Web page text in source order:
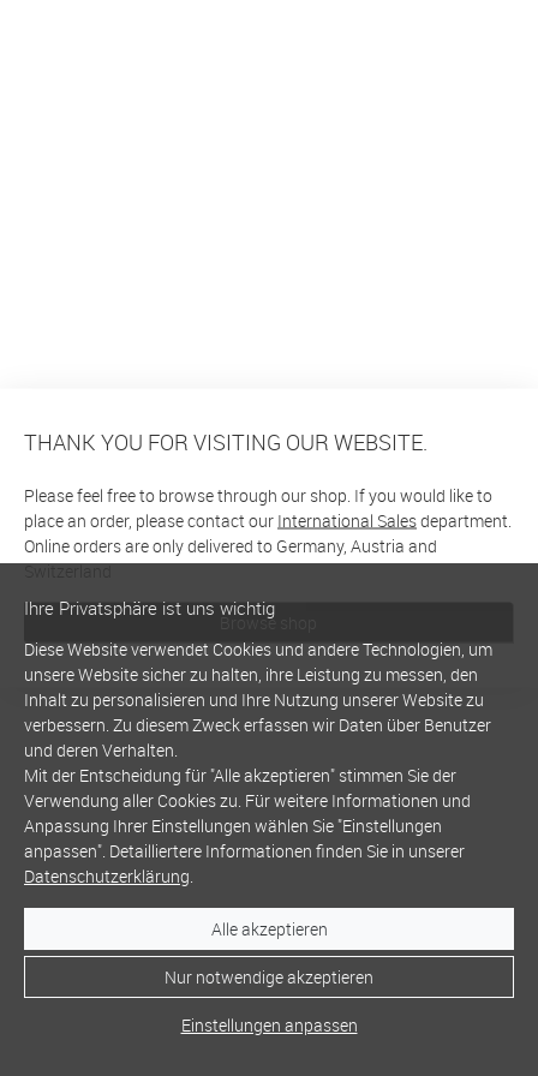
THANK YOU FOR VISITING OUR WEBSITE.
Please feel free to browse through our shop. If you would like to
place an order, please contact our International Salesdepartment.
Online orders are only delivered to Germany, Austria and
Switzerland
Browse shop
Ihre Privatsphäre ist uns wichtig
Diese Website verwendet Cookies und andere Technologien, um
unsere Website sicher zu halten, ihre Leistung zu messen, den
Inhalt zu personalisieren und Ihre Nutzung unserer Website zu
verbessern. Zu diesem Zweck erfassen wir Daten über Benutzer
und deren Verhalten.
Mit der Entscheidung für "Alle akzeptieren" stimmen Sie der
Verwendung aller Cookies zu. Für weitere Informationen und
Anpassung Ihrer Einstellungen wählen Sie "Einstellungen
anpassen". Detailliertere Informationen finden Sie in unserer
Datenschutzerklärung.
Alle akzeptieren
Nur notwendige akzeptieren
Einstellungen anpassen